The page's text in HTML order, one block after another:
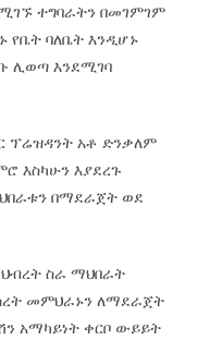
ተግባራትን በመገምገም
የቤት ባለቤት እንዲሆኑ
ሊወጣ እንደሚገባ
ፕሬዝዳንት አቶ ድንቃለም
እስካሁን እያደረጉ
በማደራጀት ወደ
ህብረት ስራ ማህበራት
መምህራኑን ለማደራጀት
አማካይነት ቀርቦ ውይይት